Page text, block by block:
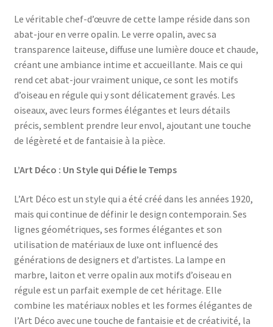
Le véritable chef-d’œuvre de cette lampe réside dans son
abat-jour en verre opalin. Le verre opalin, avec sa
transparence laiteuse, diffuse une lumière douce et chaude,
créant une ambiance intime et accueillante. Mais ce qui
rend cet abat-jour vraiment unique, ce sont les motifs
d’oiseau en régule qui y sont délicatement gravés. Les
oiseaux, avec leurs formes élégantes et leurs détails
précis, semblent prendre leur envol, ajoutant une touche
de légèreté et de fantaisie à la pièce.
L’Art Déco : Un Style qui Défie le Temps
L’Art Déco est un style qui a été créé dans les années 1920,
mais qui continue de définir le design contemporain. Ses
lignes géométriques, ses formes élégantes et son
utilisation de matériaux de luxe ont influencé des
générations de designers et d’artistes. La lampe en
marbre, laiton et verre opalin aux motifs d’oiseau en
régule est un parfait exemple de cet héritage. Elle
combine les matériaux nobles et les formes élégantes de
l’Art Déco avec une touche de fantaisie et de créativité, la